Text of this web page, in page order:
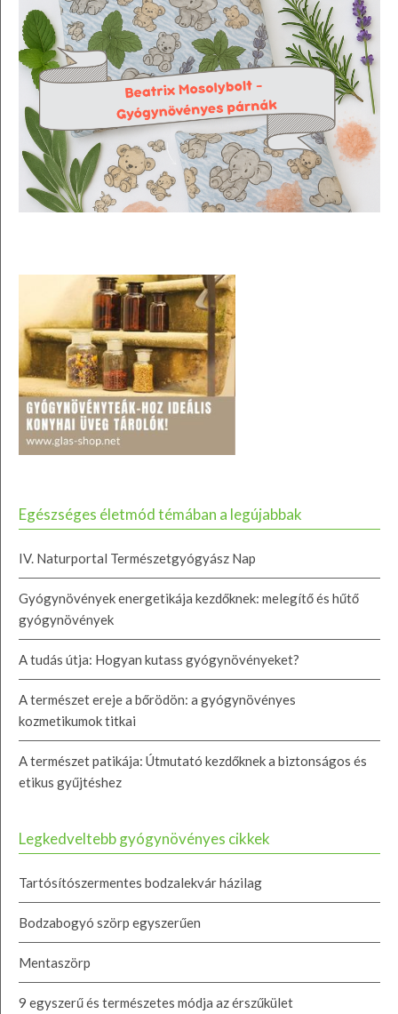
Egészséges életmód témában a legújabbak
IV. Naturportal Természetgyógyász Nap
Gyógynövények energetikája kezdőknek: melegítő és hűtő
gyógynövények
A tudás útja: Hogyan kutass gyógynövényeket?
A természet ereje a bőrödön: a gyógynövényes
kozmetikumok titkai
A természet patikája: Útmutató kezdőknek a biztonságos és
etikus gyűjtéshez
Legkedveltebb gyógynövényes cikkek
Tartósítószermentes bodzalekvár házilag
Bodzabogyó szörp egyszerűen
Mentaszörp
9 egyszerű és természetes módja az érszűkület